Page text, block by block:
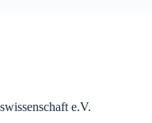
e.V.